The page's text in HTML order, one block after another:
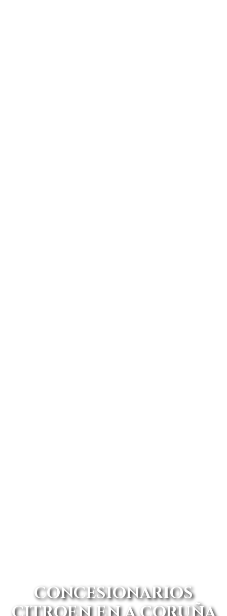
CONCESIONARIOS